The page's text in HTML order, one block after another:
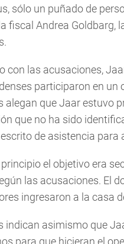
sólo un puñado de
fiscal Andrea Goldbarg,
con las acusaciones,
participaron en un
alegan que Jaar estuvo
que no ha sido
de asistencia para
el objetivo era
las acusaciones. El
ingresaron a la casa
indican asimismo que
para que hicieran el